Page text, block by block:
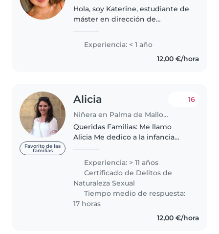
Hola, soy Katerine, estudiante de
máster en dirección de
con 29 años de edad. Mi amor
por los niños se refleja en mi
empatía, diversión y amabilidad...
Experiencia: < 1 año
12,00 €/hora
Favorito de las
familias
Alicia
Niñera en Palma de Mallorca
16
Queridas Familias: Me llamo
Alicia Me dedico a la infancia
a 11 años en diferentes ámbitos
Una de mis experiencias a
destacar..
Experiencia: > 11 años
Certificado de Delitos de
Naturaleza Sexual
Tiempo medio de respuesta:
17 horas
12,00 €/hora